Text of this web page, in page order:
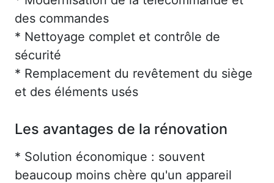
des commandes
* Nettoyage complet et contrôle de
sécurité
* Remplacement du revêtement du siège
et des éléments usés
Les avantages de la rénovation
* Solution économique : souvent
beaucoup moins chère qu'un appareil